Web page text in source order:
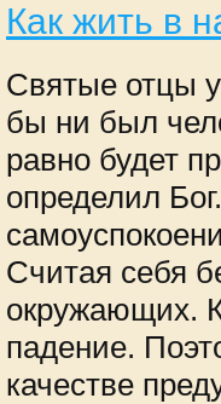
Как жить в
Святые отцы
бы ни был
равно будет
определил
Считая себя
окружающих.
падение.
качестве